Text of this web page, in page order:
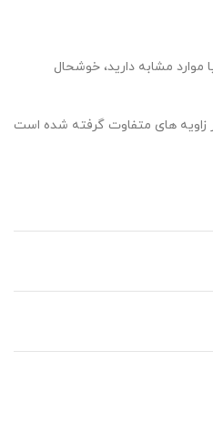
موارد مشابه دارید، خوشحال
های متفاوت گرفته شده است